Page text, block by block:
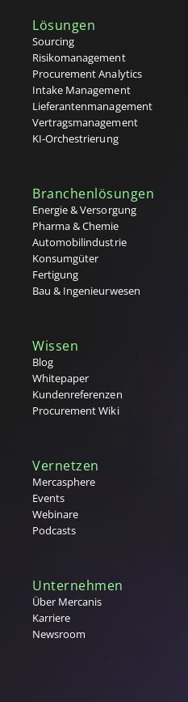
Lösungen
Sourcing
Risikomanagement
Procurement Analytics
Intake Management
Lieferantenmanagement
Vertragsmanagement
KI-Orchestrierung
Branchenlösungen
Energie & Versorgung
Pharma & Chemie
Automobilindustrie
Konsumgüter
Fertigung
Bau & Ingenieurwesen
Wissen
Blog
Whitepaper
Kundenreferenzen
Procurement Wiki
Vernetzen
Mercasphere
Events
Webinare
Podcasts
Unternehmen
Über Mercanis
Karriere
Newsroom